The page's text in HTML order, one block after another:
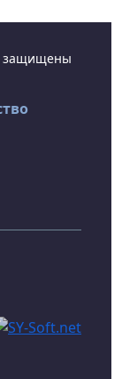
защищены